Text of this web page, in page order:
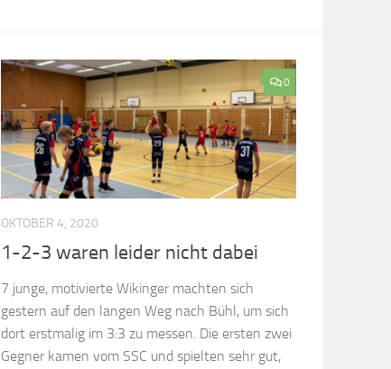
0
OKTOBER 4, 2020
1-2-3 waren leider nicht dabei
7 junge, motivierte Wikinger machten sich
gestern auf den langen Weg nach Bühl, um sich
dort erstmalig im 3:3 zu messen. Die ersten zwei
Gegner kamen vom SSC und spielten sehr gut,